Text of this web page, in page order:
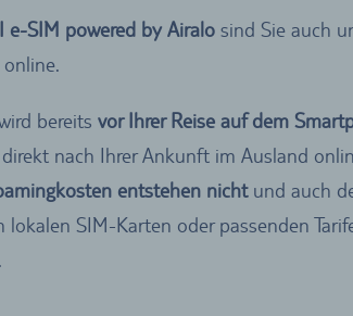
e-SIM powered by Airalo sind Sie auch
bereits vor Ihrer Reise auf dem
nach Ihrer Ankunft im Ausland
entstehen nichtund auch
lokalen SIM-Karten oder passenden